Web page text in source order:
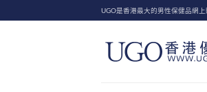
to
UGO是香港最大的男性保健品網